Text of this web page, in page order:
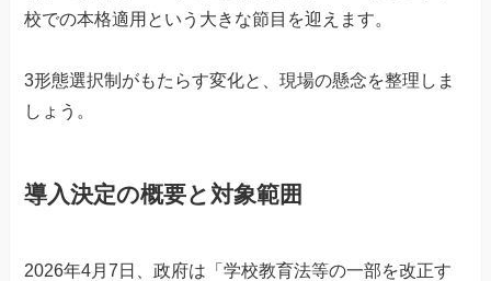
校での本格適用という大きな節目を迎えます。
3形態選択制がもたらす変化と、現場の懸念を整理しま
しょう。
導入決定の概要と対象範囲
2026年4月7日、政府は「学校教育法等の一部を改正す